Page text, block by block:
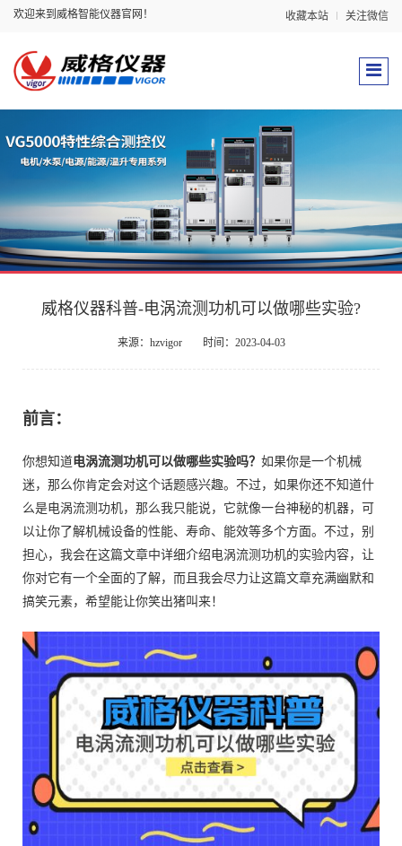
欢迎来到威格智能仪器官网！ 收藏本站 关注微信
威格仪器科普-电涡流测功机可以做哪些实验?
来源：hzvigor 时间：2023-04-03
前言：
你想知道电涡流测功机可以做哪些实验吗？ 如果你是一个机械
迷，那么你肯定会对这个话题感兴趣。不过，如果你还不知道什
么是电涡流测功机，那么我只能说，它就像一台神秘的机器，可
以让你了解机械设备的性能、寿命、能效等多个方面。不过，别
担心，我会在这篇文章中详细介绍电涡流测功机的实验内容，让
你对它有一个全面的了解，而且我会尽力让这篇文章充满幽默和
搞笑元素，希望能让你笑出猪叫来！